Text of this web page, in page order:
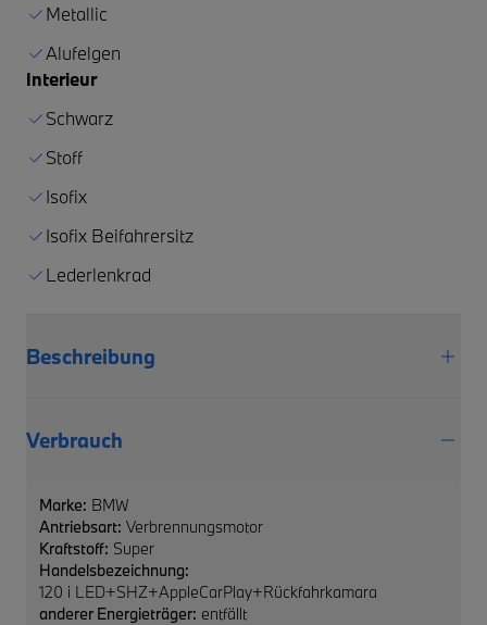
Metallic
Alufelgen
Interieur
Schwarz
Stoff
Isofix
Isofix Beifahrersitz
Lederlenkrad
Beschreibung
Verbrauch
Marke: BMW
Antriebsart: Verbrennungsmotor
Kraftstoff: Super
Handelsbezeichnung:
120 i LED+SHZ+AppleCarPlay+Rückfahrkamara
anderer Energieträger: entfällt